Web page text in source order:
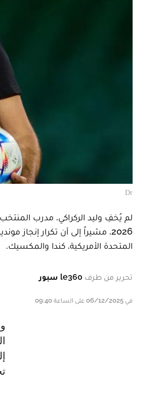
Dr
لم يُخفِ وليد الركراكي، مدرب
المتحدة الأمريكية، كندا والمكسيك.
تحرير من طرف le360 سبور
في 06/12/2025 على الساعة 09:40
وجاءت تصريحات الركراكي عقب سحب قرعة المونديال مساء أمس الجمعة في